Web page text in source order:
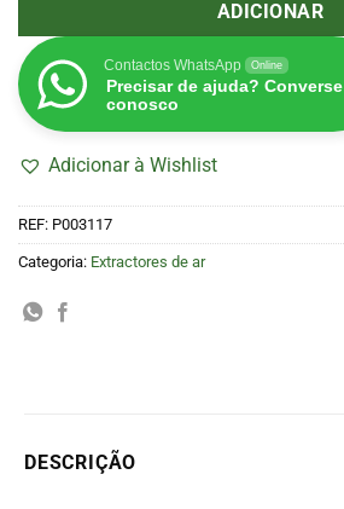
ADICIONAR
Contactos WhatsApp Online
Precisar de ajuda? Converse
conosco
Adicionar à Wishlist
REF: P003117
Categoria: Extractores de ar
DESCRIÇÃO